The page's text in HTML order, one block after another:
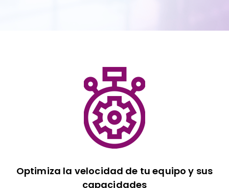
Optimiza la velocidad de tu equipo y sus
capacidades